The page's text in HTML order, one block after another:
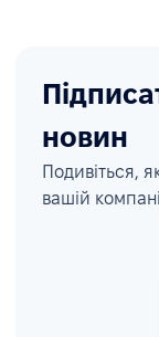
новин
Подивіться,
вашій